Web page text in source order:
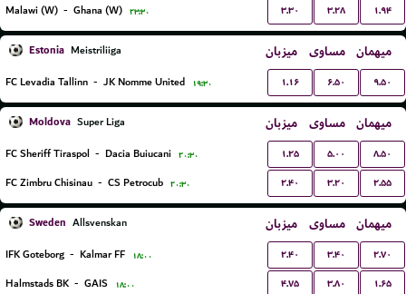
Malawi (W) - Ghana (W) ۲۳:۳۰ ۳.۳۰ ۳.۲۸ ۱.۹۴
Estonia Meistriliiga میزبان مساوی میهمان
FC Levadia Tallinn - JK Nomme United ۱۹:۳۰ ۱.۱۶ ۶.۵۰ ۹.۵۰
Moldova Super Liga میزبان مساوی میهمان
FC Sheriff Tiraspol - Dacia Buiucani ۲۰:۳۰ ۱.۲۵ ۵.۰۰ ۸.۵۰
FC Zimbru Chisinau - CS Petrocub ۲۰:۳۰ ۲.۴۰ ۳.۲۰ ۲.۵۵
Sweden Allsvenskan میزبان مساوی میهمان
IFK Goteborg - Kalmar FF ۱۸:۰۰ ۲.۴۰ ۳.۴۰ ۲.۷۰
Halmstads BK - GAIS ۱۸:۰۰ ۴.۷۵ ۳.۸۰ ۱.۶۵